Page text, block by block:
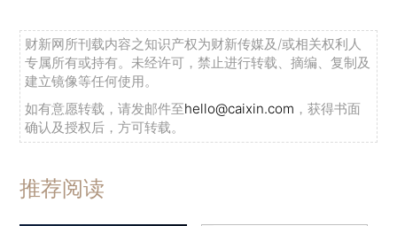
财新网所刊载内容之知识产权为财新传媒及/或相关权利人
专属所有或持有。未经许可，禁止进行转载、摘编、复制及
建立镜像等任何使用。
如有意愿转载，请发邮件至hello@caixin.com ，获得书面
确认及授权后，方可转载。
推荐阅读